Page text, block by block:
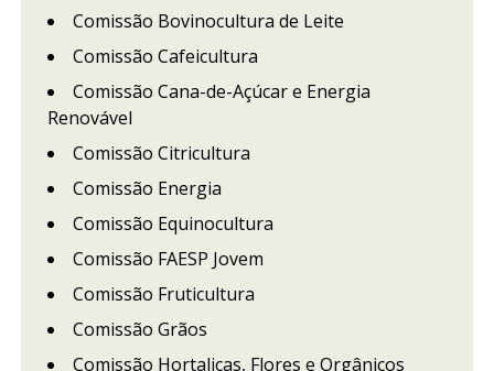
Comissão Bovinocultura de Leite
Comissão Cafeicultura
Comissão Cana-de-Açúcar e Energia
Renovável
Comissão Citricultura
Comissão Energia
Comissão Equinocultura
Comissão FAESP Jovem
Comissão Fruticultura
Comissão Grãos
Comissão Hortaliças, Flores e Orgânicos